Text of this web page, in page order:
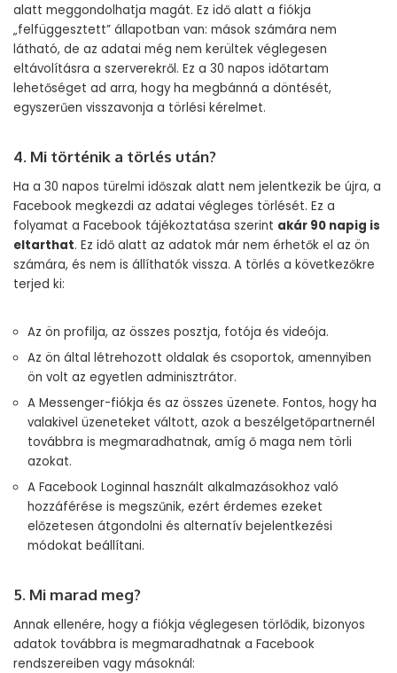
alatt meggondolhatja magát. Ez idő alatt a fiókja
„felfüggesztett” állapotban van: mások számára nem
látható, de az adatai még nem kerültek véglegesen
eltávolításra a szerverekről. Ez a 30 napos időtartam
lehetőséget ad arra, hogy ha megbánná a döntését,
egyszerűen visszavonja a törlési kérelmet.
4. Mi történik a törlés után?
Ha a 30 napos türelmi időszak alatt nem jelentkezik be újra, a
Facebook megkezdi az adatai végleges törlését. Ez a
folyamat a Facebook tájékoztatása szerint akár 90 napig is
eltarthat. Ez idő alatt az adatok már nem érhetők el az ön
számára, és nem is állíthatók vissza. A törlés a következőkre
terjed ki:
Az ön profilja, az összes posztja, fotója és videója.
Az ön által létrehozott oldalak és csoportok, amennyiben
ön volt az egyetlen adminisztrátor.
A Messenger-fiókja és az összes üzenete. Fontos, hogy ha
valakivel üzeneteket váltott, azok a beszélgetőpartnernél
továbbra is megmaradhatnak, amíg ő maga nem törli
azokat.
A Facebook Loginnal használt alkalmazásokhoz való
hozzáférése is megszűnik, ezért érdemes ezeket
előzetesen átgondolni és alternatív bejelentkezési
módokat beállítani.
5. Mi marad meg?
Annak ellenére, hogy a fiókja véglegesen törlődik, bizonyos
adatok továbbra is megmaradhatnak a Facebook
rendszereiben vagy másoknál: